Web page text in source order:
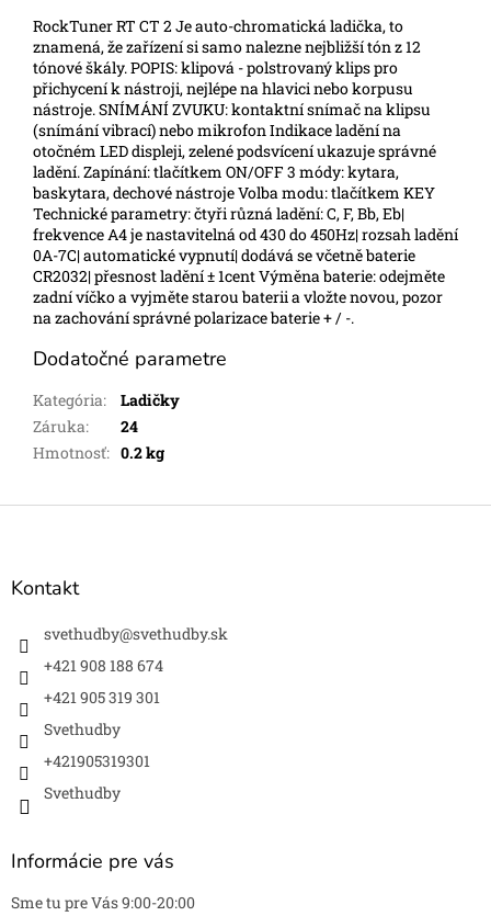
RockTuner RT CT 2 Je auto-chromatická ladička, to
znamená, že zařízení si samo nalezne nejbližší tón z 12
tónové škály. POPIS: klipová - polstrovaný klips pro
přichycení k nástroji, nejlépe na hlavici nebo korpusu
nástroje. SNÍMÁNÍ ZVUKU: kontaktní snímač na klipsu
(snímání vibrací) nebo mikrofon Indikace ladění na
otočném LED displeji, zelené podsvícení ukazuje správné
ladění. Zapínání: tlačítkem ON/OFF 3 módy: kytara,
baskytara, dechové nástroje Volba modu: tlačítkem KEY
Technické parametry: čtyři různá ladění: C, F, Bb, Eb|
frekvence A4 je nastavitelná od 430 do 450Hz| rozsah ladění
0A-7C| automatické vypnutí| dodává se včetně baterie
CR2032| přesnost ladění ± 1cent Výměna baterie: odejměte
zadní víčko a vyjměte starou baterii a vložte novou, pozor
na zachování správné polarizace baterie + / -.
Dodatočné parametre
Kategória:
Ladičky
Záruka:
24
Hmotnosť: 0.2 kg
Z
Kontakt
svethudby@svethudby.sk
+421 908 188 674
+421 905 319 301
Svethudby
+421905319301
Svethudby
Informácie pre vás
Sme tu pre Vás 9:00-20:00